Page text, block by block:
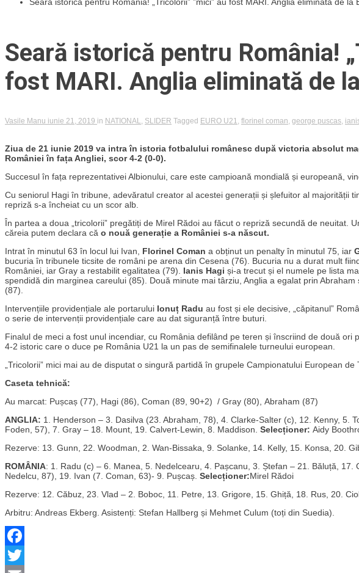
Seară istorică pentru România!
fost MARI. Anglia eliminată de
Vasile Manu iunie 21, 2019 in NATIONAL SLIDER Tagged EURO U21 florinel coman george puscas
Ziua de 21 iunie 2019 va intra în istoria fotbalului românesc după victoria absolut
României în fața Angliei, scor 4-2 (0-0).
Succesul în fața reprezentativei Albionului, care este campioană mondială și europeană,
Cu seniorul Hagi în tribune, adevăratul creator al acestei generații și șlefuitor al majorității
repriză s-a încheiat cu un scor alb.
În partea a doua „tricolorii” pregătiți de Mirel Rădoi au făcut o repriză secundă de neuitat.
căreia putem declara că o nouă generație a României s-a născut.
Intrat în minutul 63 în locul lui Ivan, Florinel Coman a obținut un penalty în minutul 75, iar
bucuria în tribunele ticsite de români pe arena din Cesena (76). Bucuria nu a durat mult
României, iar Gray a restabilit egalitatea (79).
Ianis Hagi și-a trecut și el numele pe lista
spendidă din marginea careului (85). Două minute mai târziu, Anglia a egalat prin
(87).
Intervențiile providențiale ale portarului Ionuț Radu au fost și ele decisive, „căpitanul”
o serie de intervenții providențiale care au dat siguranță între buturi.
Finalul de meci a fost unul incendiar, cu România defilând pe teren și înscriind de două ori
4-2 istoric care o duce pe România U21 la un pas de semifinalele turneului european.
„Tricolorii” mici mai au de disputat o singură partidă în grupele Campionatului European de
Caseta tehnică:
Au marcat: Pușcaș (77), Hagi (86), Coman (89, 90+2) / Gray (80), Abraham (87)
ANGLIA: 1. Henderson – 3. Dasilva (23. Abraham, 78), 4. Clarke-Salter (c), 12. Kenny, 5.
Foden, 57), 7. Gray – 18. Mount, 19. Calvert-Lewin, 8. Maddison. Selecționer: Aidy
Rezerve: 13. Gunn, 22. Woodman, 2. Wan-Bissaka, 9. Solanke, 14. Kelly, 15. Konsa, 20.
ROMÂNIA: 1. Radu (c) – 6. Manea, 5. Nedelcearu, 4. Pașcanu, 3. Ștefan – 21. Băluță,
Nedelcu, 87), 19. Ivan (7. Coman, 63)- 9. Pușcaș. Selecționer:Mirel Rădoi
Rezerve: 12. Căbuz, 23. Vlad – 2. Boboc, 11. Petre, 13. Grigore, 15. Ghiță, 18. Rus, 20.
Arbitru: Andreas Ekberg. Asistenți: Stefan Hallberg și Mehmet Culum (toți din Suedia).
Facebook